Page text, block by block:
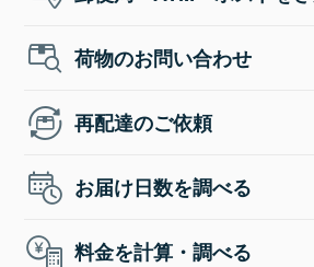
荷物のお問い合わせ
再配達のご依頼
お届け日数を調べる
料金を計算・調べる